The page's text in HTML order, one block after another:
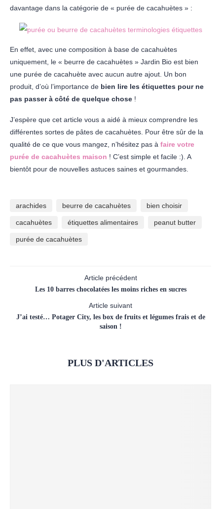
davantage dans la catégorie de « purée de cacahuètes » :
En effet, avec une composition à base de cacahuètes
uniquement, le « beurre de cacahuètes » Jardin Bio est bien
une purée de cacahuète avec aucun autre ajout. Un bon
produit, d’où l’importance de bien lire les étiquettes pour ne
pas passer à côté de quelque chose !
J’espère que cet article vous a aidé à mieux comprendre les
différentes sortes de pâtes de cacahuètes. Pour être sûr de la
qualité de ce que vous mangez, n’hésitez pas à faire votre
purée de cacahuètes maison ! C’est simple et facile :). A
bientôt pour de nouvelles astuces saines et gourmandes.
arachides beurre de cacahuètes bien choisir
cacahuètes étiquettes alimentaires peanut butter
purée de cacahuètes
Article précédent
Les 10 barres chocolatées les moins riches en sucres
Article suivant
J’ai testé… Potager City, les box de fruits et légumes frais et de
saison !
PLUS D'ARTICLES